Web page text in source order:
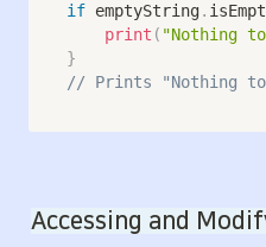
if emptyString.
print ( "Nothing
}
// Prints "Nothing to
Accessing and